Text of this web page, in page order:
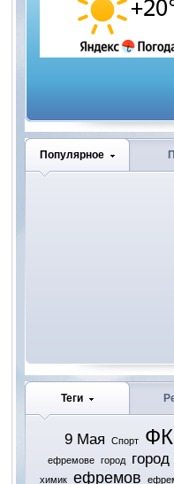
Популярное
Теги
9 Мая Спорт
ефремове
город
химик
ефремов